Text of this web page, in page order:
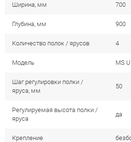
Ширина, мм 700
Глубина, мм 900
Количество полок / ярусов 4
Модель MS U
Шаг регулировки полки /
яруса, мм
50
Регулируемая высота полки /
яруса
да
Крепление